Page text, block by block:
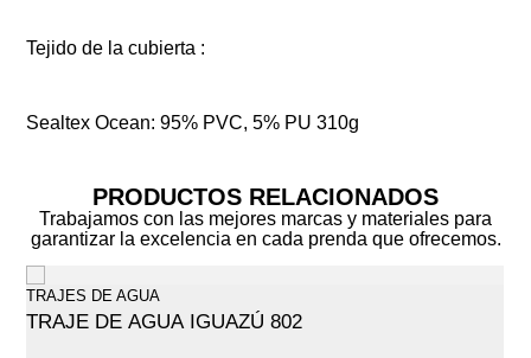
Tejido de la cubierta :
Sealtex Ocean: 95% PVC, 5% PU 310g
PRODUCTOS RELACIONADOS
Trabajamos con las mejores marcas y materiales para
garantizar la excelencia en cada prenda que ofrecemos.
TRAJES DE AGUA
TRAJE DE AGUA IGUAZÚ 802